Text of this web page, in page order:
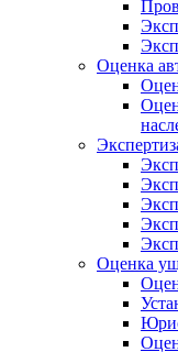
Оценка
Оценка